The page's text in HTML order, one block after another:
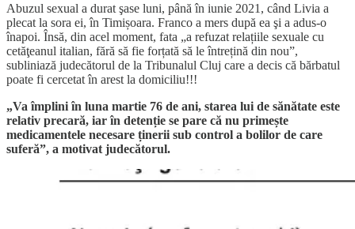
Abuzul sexual a durat şase luni, până în iunie 2021, când Livia a
plecat la sora ei, în Timișoara. Franco a mers după ea şi a adus-o
înapoi. Însă, din acel moment, fata „a refuzat relațiile sexuale cu
cetăţeanul italian, fără să fie forțată să le întrețină din nou”,
subliniază judecătorul de la Tribunalul Cluj care a decis că bărbatul
poate fi cercetat în arest la domiciliu!!!
„Va împlini în luna martie 76 de ani, starea lui de sănătate este
relativ precară, iar în detenție se pare că nu primește
medicamentele necesare ținerii sub control a bolilor de care
suferă”, a motivat judecătorul.